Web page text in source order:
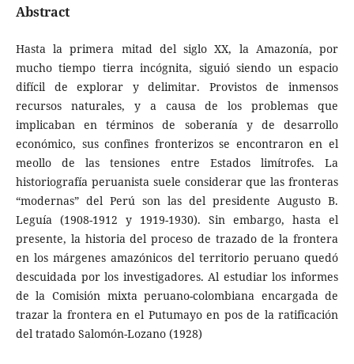
Abstract
Hasta la primera mitad del siglo XX, la Amazonía, por
mucho tiempo tierra incógnita, siguió siendo un espacio
difícil de explorar y delimitar. Provistos de inmensos
recursos naturales, y a causa de los problemas que
implicaban en términos de soberanía y de desarrollo
económico, sus confines fronterizos se encontraron en el
meollo de las tensiones entre Estados limítrofes. La
historiografía peruanista suele considerar que las fronteras
“modernas” del Perú son las del presidente Augusto B.
Leguía (1908-1912 y 1919-1930). Sin embargo, hasta el
presente, la historia del proceso de trazado de la frontera
en los márgenes amazónicos del territorio peruano quedó
descuidada por los investigadores. Al estudiar los informes
de la Comisión mixta peruano-colombiana encargada de
trazar la frontera en el Putumayo en pos de la ratificación
del tratado Salomón-Lozano (1928)